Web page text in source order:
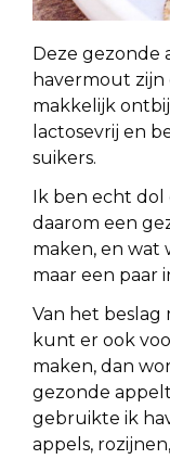
Deze gezonde
havermout
makkelijk
lactosevrij en
suikers.
Ik ben echt dol
daarom een
maken, en wat
maar een paar
Van het beslag
kunt er ook
maken, dan
gezonde
gebruikte ik
appels,